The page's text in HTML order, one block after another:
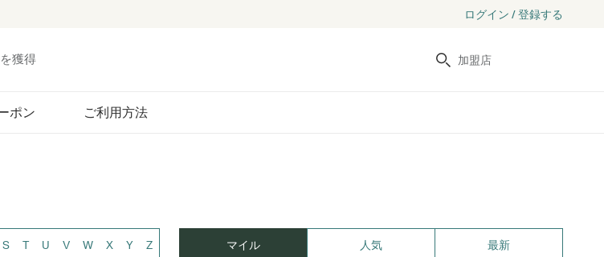
ログイン / 登録する
獲得 検索
ポン ご利用方法
S T U V W X Y Z マイル 人気 最新